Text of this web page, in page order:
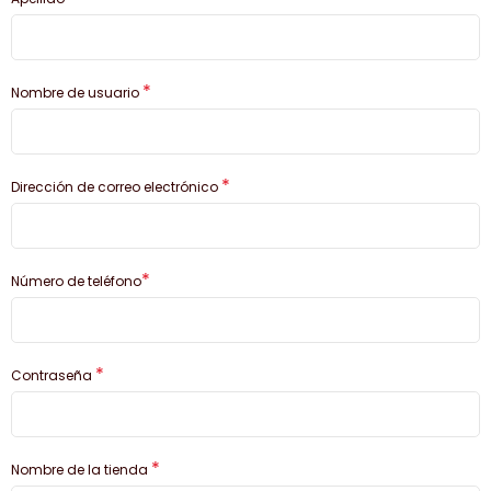
Nombre de usuario *
Dirección de correo electrónico *
Número de teléfono*
Contraseña *
Nombre de la tienda *